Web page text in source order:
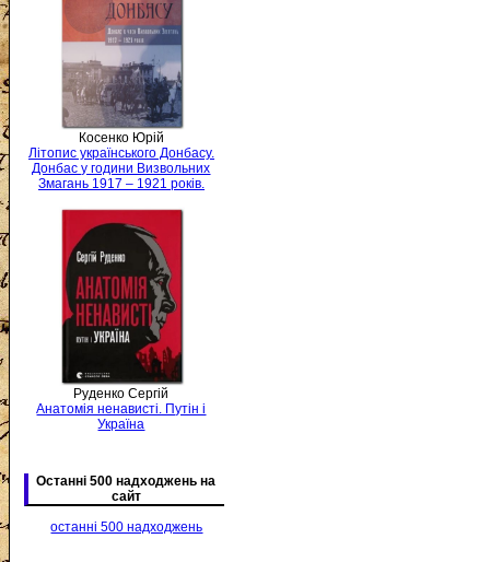
Косенко Юрій
Літопис українського Донбасу.
Донбас у години Визвольних
Змагань 1917 – 1921 років.
Руденко Сергій
Анатомія ненависті. Путін і
Україна
Останні 500 надходжень на
сайт
останні 500 надходжень